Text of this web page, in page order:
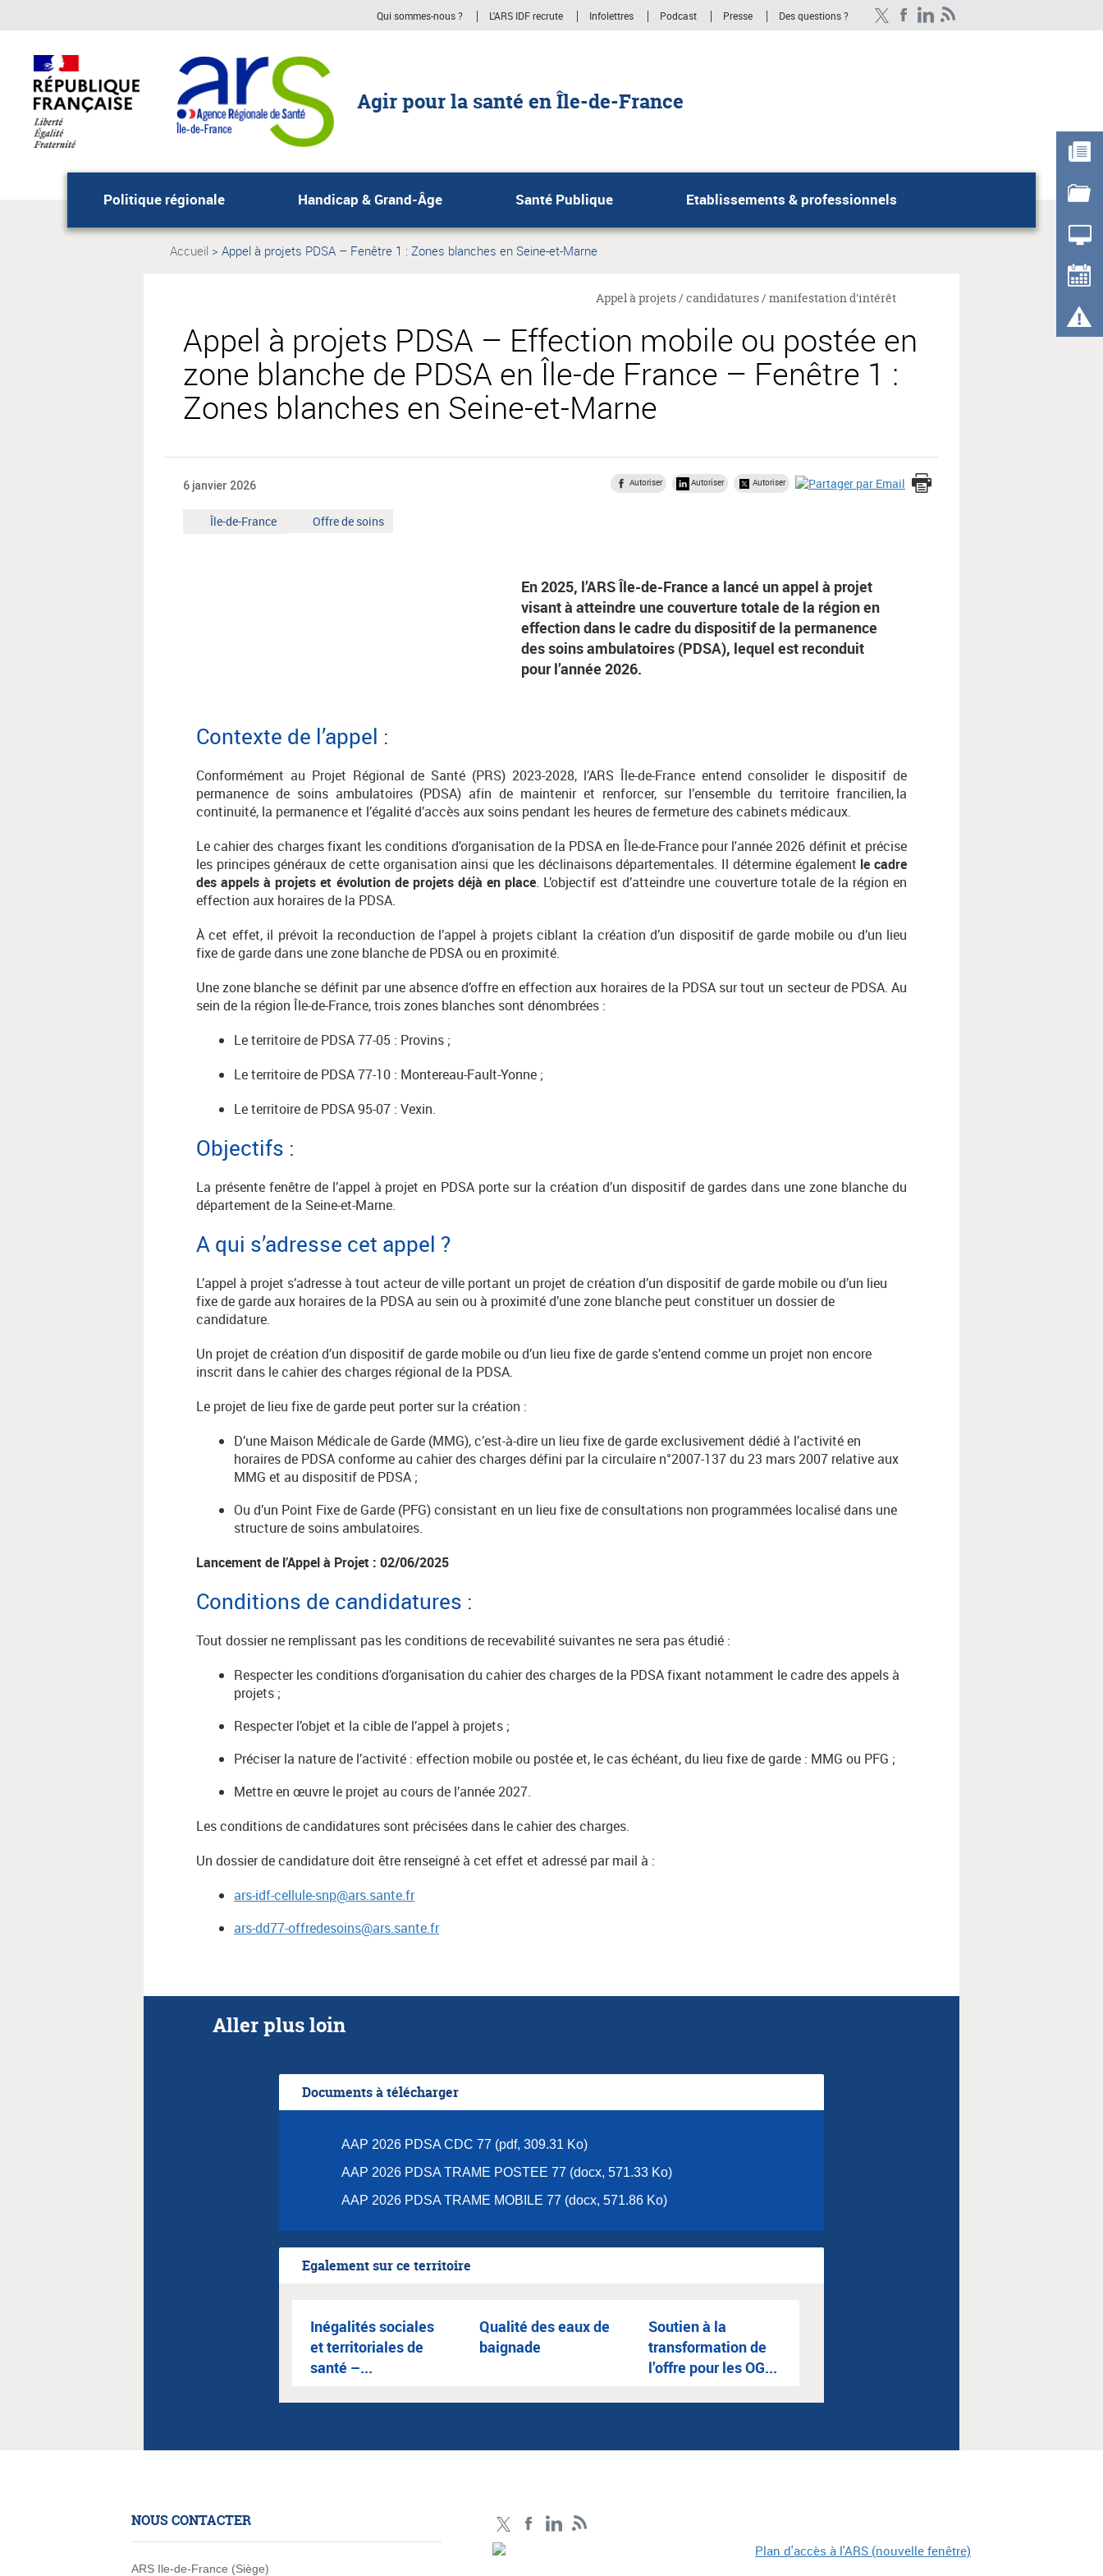
principal,
Qui sommes-nous ? L'ARS IDF recrute Infolettres Podcast Presse Des questions ?
Agir pour la santé en Île-de-France
Politique régionale Handicap & Grand-Âge Santé Publique Etablissements & professionnels
Accueil
Appel à projets PDSA – Fenêtre 1 : Zones blanches en Seine-et-Marne
Appel à projets PDSA – Effection mobile ou postée en
zone blanche de PDSA en Île-de France – Fenêtre 1 :
Zones blanches en Seine-et-Marne
Appel à projets / candidatures / manifestation d'intérêt
6 janvier 2026 Autoriser Autoriser Autoriser
Territoire
Île-de-France
Mot
Offre de soins
En 2025, l’ARS Île-de-France a lancé un appel à projet
visant à atteindre une couverture totale de la région en
effection dans le cadre du dispositif de la permanence
des soins ambulatoires (PDSA), lequel est reconduit
pour l’année 2026.
Contexte de l’appel :
Conformément au Projet Régional de Santé (PRS) 2023-2028, l’ARS Île-de-France entend consolider le dispositif de
permanence de soins ambulatoires (PDSA) afin de maintenir et renforcer, sur l’ensemble du territoire francilien, la
continuité, la permanence et l’égalité d’accès aux soins pendant les heures de fermeture des cabinets médicaux.
Le cahier des charges fixant les conditions d'organisation de la PDSA en Île-de-France pour l'année 2026 définit et précise
les principes généraux de cette organisation ainsi que les déclinaisons départementales. Il détermine également le cadre
des appels à projets et évolution de projets déjà en place. L’objectif est d’atteindre une couverture totale de la région en
effection aux horaires de la PDSA.
À cet effet, il prévoit la reconduction de l’appel à projets ciblant la création d’un dispositif de garde mobile ou d’un lieu
fixe de garde dans une zone blanche de PDSA ou en proximité.
Une zone blanche se définit par une absence d’offre en effection aux horaires de la PDSA sur tout un secteur de PDSA. Au
sein de la région Île-de-France, trois zones blanches sont dénombrées :
Le territoire de PDSA 77-05 : Provins ;
Le territoire de PDSA 77-10 : Montereau-Fault-Yonne ;
Le territoire de PDSA 95-07 : Vexin.
Objectifs :
La présente fenêtre de l’appel à projet en PDSA porte sur la création d’un dispositif de gardes dans une zone blanche du
département de la Seine-et-Marne.
A qui s’adresse cet appel ?
L’appel à projet s’adresse à tout acteur de ville portant un projet de création d’un dispositif de garde mobile ou d’un lieu
fixe de garde aux horaires de la PDSA au sein ou à proximité d’une zone blanche peut constituer un dossier de
candidature.
Un projet de création d’un dispositif de garde mobile ou d’un lieu fixe de garde s’entend comme un projet non encore
inscrit dans le cahier des charges régional de la PDSA.
Le projet de lieu fixe de garde peut porter sur la création :
D’une Maison Médicale de Garde (MMG), c’est-à-dire un lieu fixe de garde exclusivement dédié à l’activité en
horaires de PDSA conforme au cahier des charges défini par la circulaire n°2007-137 du 23 mars 2007 relative aux
MMG et au dispositif de PDSA ;
Ou d’un Point Fixe de Garde (PFG) consistant en un lieu fixe de consultations non programmées localisé dans une
structure de soins ambulatoires.
Lancement de l’Appel à Projet : 02/06/2025
Conditions de candidatures :
Tout dossier ne remplissant pas les conditions de recevabilité suivantes ne sera pas étudié :
Respecter les conditions d’organisation du cahier des charges de la PDSA fixant notamment le cadre des appels à
projets ;
Respecter l’objet et la cible de l’appel à projets ;
Préciser la nature de l’activité : effection mobile ou postée et, le cas échéant, du lieu fixe de garde : MMG ou PFG ;
Mettre en œuvre le projet au cours de l’année 2027.
Les conditions de candidatures sont précisées dans le cahier des charges.
Un dossier de candidature doit être renseigné à cet effet et adressé par mail à :
ars-idf-cellule-snp@ars.sante.fr
ars-dd77-offredesoins@ars.sante.fr
Aller plus loin
Documents à télécharger
AAP 2026 PDSA CDC 77 (pdf, 309.31 Ko)
AAP 2026 PDSA TRAME POSTEE 77 (docx, 571.33 Ko)
AAP 2026 PDSA TRAME MOBILE 77 (docx, 571.86 Ko)
Egalement sur ce territoire
Inégalités sociales
et territoriales de
santé –...
Qualité des eaux de
baignade
Soutien à la
transformation de
l’offre pour les OG...
NOUS CONTACTER
ARS Ile-de-France (Siège)